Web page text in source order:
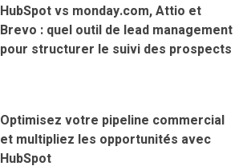
HubSpot vs monday.com, Attio et
Brevo : quel outil de lead management
pour structurer le suivi des prospects
Optimisez votre pipeline commercial
et multipliez les opportunités avec
HubSpot